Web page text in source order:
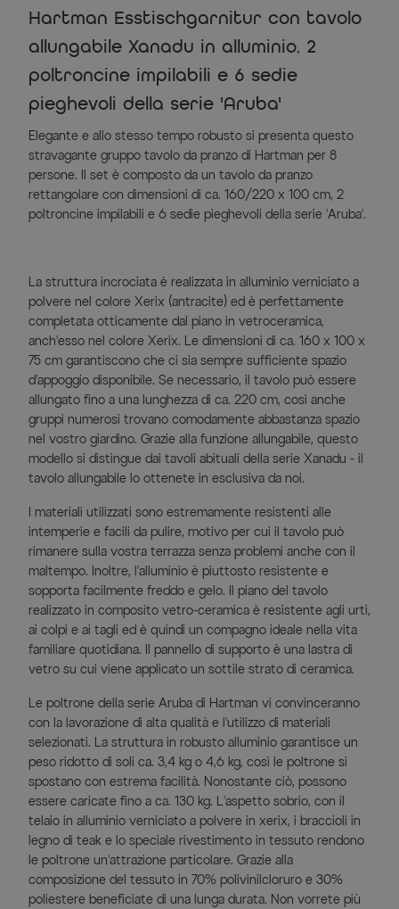
Hartman Esstischgarnitur con tavolo
allungabile Xanadu in alluminio, 2
poltroncine impilabili e 6 sedie
pieghevoli della serie 'Aruba'
Elegante e allo stesso tempo robusto si presenta questo
stravagante gruppo tavolo da pranzo di Hartman per 8
persone. Il set è composto da un tavolo da pranzo
rettangolare con dimensioni di ca. 160/220 x 100 cm, 2
poltroncine impilabili e 6 sedie pieghevoli della serie 'Aruba'.
La struttura incrociata è realizzata in alluminio verniciato a
polvere nel colore Xerix (antracite) ed è perfettamente
completata otticamente dal piano in vetroceramica,
anch'esso nel colore Xerix. Le dimensioni di ca. 160 x 100 x
75 cm garantiscono che ci sia sempre sufficiente spazio
d'appoggio disponibile. Se necessario, il tavolo può essere
allungato fino a una lunghezza di ca. 220 cm, così anche
gruppi numerosi trovano comodamente abbastanza spazio
nel vostro giardino. Grazie alla funzione allungabile, questo
modello si distingue dai tavoli abituali della serie Xanadu - il
tavolo allungabile lo ottenete in esclusiva da noi.
I materiali utilizzati sono estremamente resistenti alle
intemperie e facili da pulire, motivo per cui il tavolo può
rimanere sulla vostra terrazza senza problemi anche con il
maltempo. Inoltre, l'alluminio è piuttosto resistente e
sopporta facilmente freddo e gelo. Il piano del tavolo
realizzato in composito vetro-ceramica è resistente agli urti,
ai colpi e ai tagli ed è quindi un compagno ideale nella vita
familiare quotidiana. Il pannello di supporto è una lastra di
vetro su cui viene applicato un sottile strato di ceramica.
Le poltrone della serie Aruba di Hartman vi convinceranno
con la lavorazione di alta qualità e l'utilizzo di materiali
selezionati. La struttura in robusto alluminio garantisce un
peso ridotto di soli ca. 3,4 kg o 4,6 kg, così le poltrone si
spostano con estrema facilità. Nonostante ciò, possono
essere caricate fino a ca. 130 kg. L'aspetto sobrio, con il
telaio in alluminio verniciato a polvere in xerix, i braccioli in
legno di teak e lo speciale rivestimento in tessuto rendono
le poltrone un'attrazione particolare. Grazie alla
composizione del tessuto in 70% polivinilcloruro e 30%
poliestere beneficiate di una lunga durata. Non vorrete più